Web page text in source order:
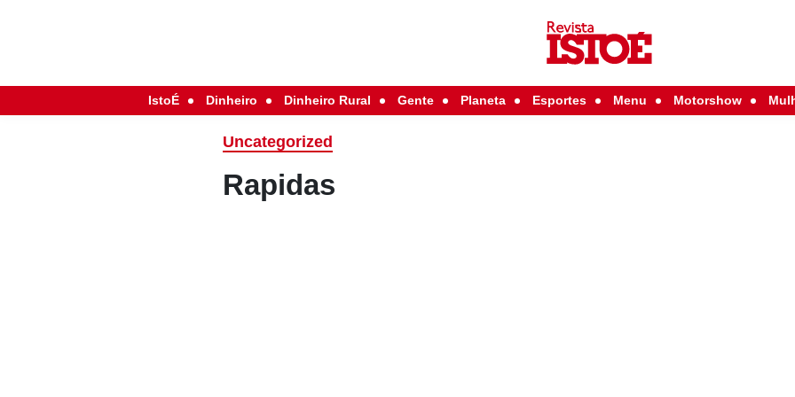
IstoÉ Dinheiro Dinheiro Rural Gente Planeta Esportes Menu Motorshow
Uncategorized
Rapidas